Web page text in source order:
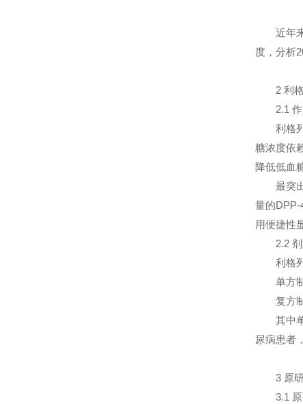
近年来
度，分析
2 利格
2.1 作
利格列
糖浓度依
降低低血
最突出
量的DPP-
用便捷性
2.2 剂
利格列
单方制
复方制
其中单
尿病患者
3 原研
3.1 原